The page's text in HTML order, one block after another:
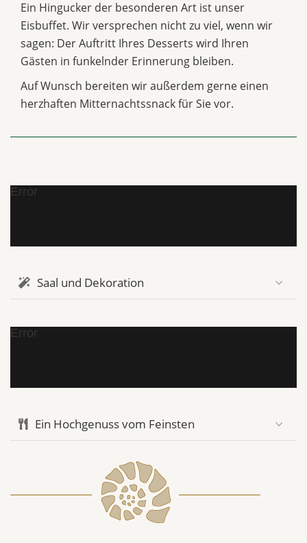
Ein Hingucker der besonderen Art ist unser
Eisbuffet. Wir versprechen nicht zu viel, wenn wir
sagen: Der Auftritt Ihres Desserts wird Ihren
Gästen in funkelnder Erinnerung bleiben.
Auf Wunsch bereiten wir außerdem gerne einen
herzhaften Mitternachtssnack für Sie vor.
Error
Saal und Dekoration
Error
Ein Hochgenuss vom Feinsten